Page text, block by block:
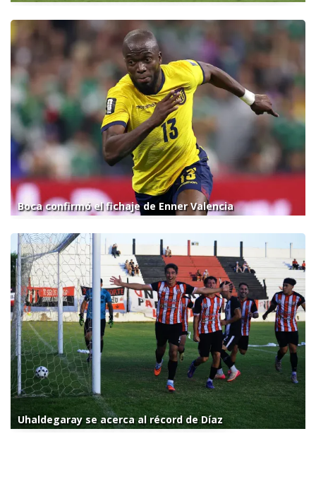
Boca confirmó el fichaje de Enner Valencia
Uhaldegaray se acerca al récord de Díaz